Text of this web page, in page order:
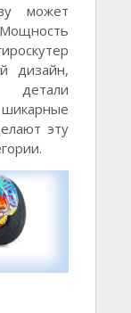
может
дизайн,
детали
эту